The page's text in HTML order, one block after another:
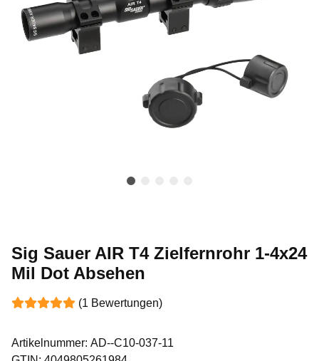
Sig Sauer AIR T4 Zielfernrohr 1-4x24
Mil Dot Absehen
(1 Bewertungen)
Artikelnummer: AD--C10-037-11